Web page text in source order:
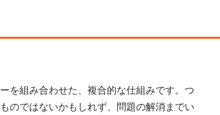
を組み合わせた、複合的な仕組みです。つ
のではないかもしれず、問題の解消までい